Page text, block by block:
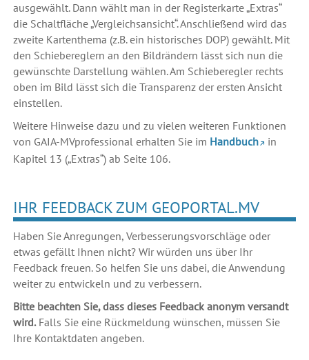
ausgewählt. Dann wählt man in der Registerkarte „Extras“
die Schaltfläche „Vergleichsansicht“. Anschließend wird das
zweite Kartenthema (z.B. ein historisches DOP) gewählt. Mit
den Schiebereglern an den Bildrändern lässt sich nun die
gewünschte Darstellung wählen. Am Schieberegler rechts
oben im Bild lässt sich die Transparenz der ersten Ansicht
einstellen.
Weitere Hinweise dazu und zu vielen weiteren Funktionen
von GAIA-MVprofessional erhalten Sie im Handbuch
in
Kapitel 13 („Extras“) ab Seite 106.
IHR FEEDBACK ZUM GEOPORTAL.MV
Haben Sie Anregungen, Verbesserungsvorschläge oder
etwas gefällt Ihnen nicht? Wir würden uns über Ihr
Feedback freuen. So helfen Sie uns dabei, die Anwendung
weiter zu entwickeln und zu verbessern.
Bitte beachten Sie, dass dieses Feedback anonym versandt
wird.Falls Sie eine Rückmeldung wünschen, müssen Sie
Ihre Kontaktdaten angeben.